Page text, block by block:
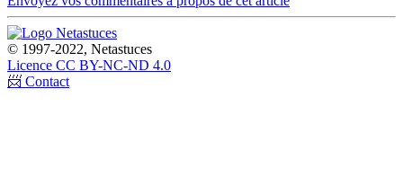
© 1997-2022, Netastuces
Licence CC BY-NC-ND 4.0
📨 Contact